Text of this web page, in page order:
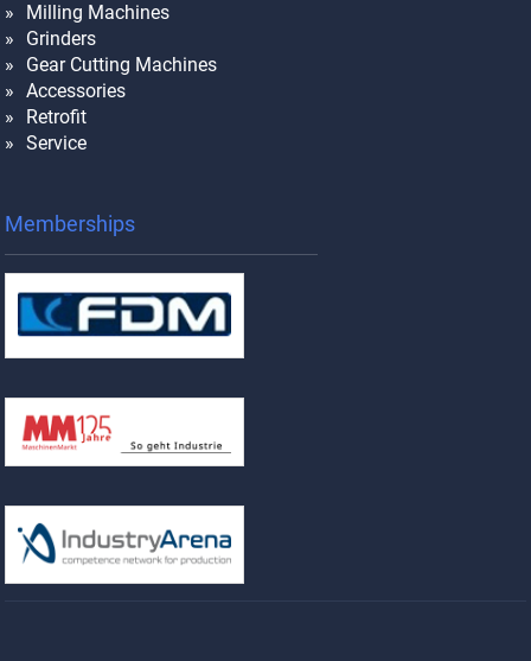
Milling Machines
Grinders
Gear Cutting Machines
Accessories
Retrofit
Service
Memberships